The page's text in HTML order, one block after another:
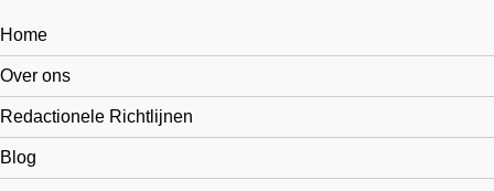
Home
Over ons
Redactionele Richtlijnen
Blog